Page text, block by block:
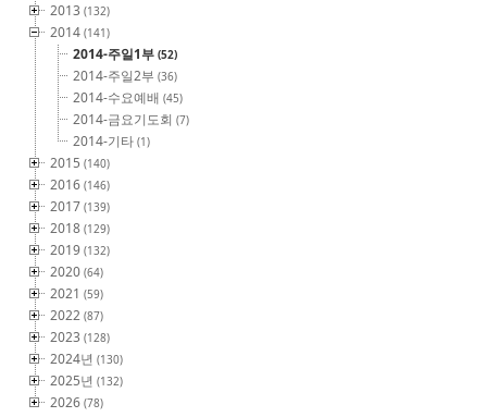
2013(132)
2014(141)
2014-주일1부(52)
2014-주일2부(36)
2014-수요예배(45)
2014-금요기도회(7)
2014-기타(1)
2015(140)
2016(146)
2017(139)
2018(129)
2019(132)
2020(64)
2021(59)
2022(87)
2023(128)
2024년(130)
2025년(132)
2026(78)